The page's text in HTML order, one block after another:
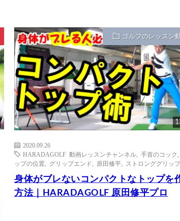
ゴルフのレッスン
2020.09.26
HARADAGOLF 動画レッスンチャンネル ,手首のコック
ップの位置
グリップエンド 原田修平 ストロンググリッ
身体がブレないコンパクトなトップを
方法｜HARADAGOLF 原田修平プロ